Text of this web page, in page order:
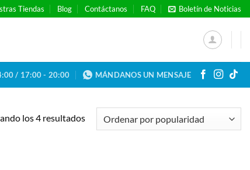
Tiendas Blog Contáctanos FAQ Boletín de Noticias
/ 17:00 - 20:00 MÁNDANOS UN MENSAJE
los 4 resultadosOrdenado
por